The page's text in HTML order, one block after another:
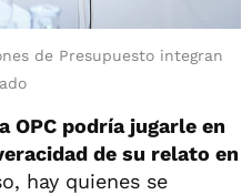
de Presupuesto integran
OPC podría jugarle en
de su relato en
hay quienes se